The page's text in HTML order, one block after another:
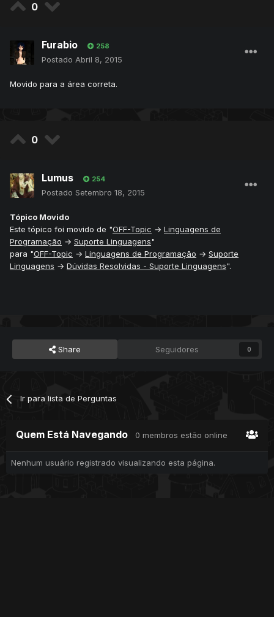
0
Furabio 258
Postado Abril 8, 2015
Movido para a área correta.
0
Lumus 254
Postado Setembro 18, 2015
Tópico Movido
Este tópico foi movido de "OFF-Topic → Linguagens de
Programação → Suporte Linguagens"
para "OFF-Topic → Linguagens de Programação → Suporte
Linguagens → Dúvidas Resolvidas - Suporte Linguagens".
Share Seguidores 0
Ir para lista de Perguntas
Quem Está Navegando 0 membros estão online
Nenhum usuário registrado visualizando esta página.